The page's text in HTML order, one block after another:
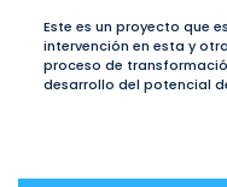
Este es un proyecto que
intervención en esta y
proceso de
desarrollo del potencial